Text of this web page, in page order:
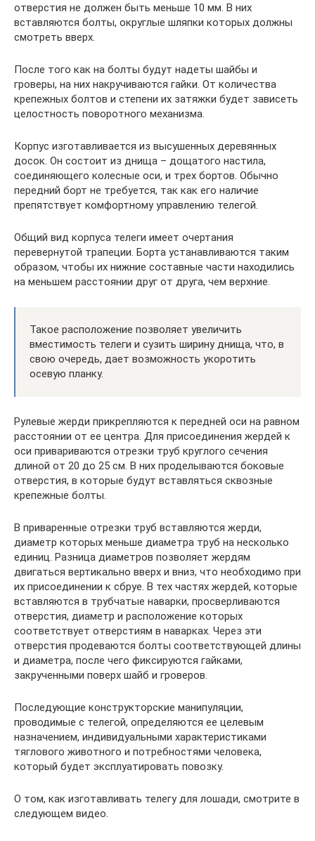
отверстия не должен быть меньше 10 мм. В них
вставляются болты, округлые шляпки которых должны
смотреть вверх.
После того как на болты будут надеты шайбы и
гроверы, на них накручиваются гайки. От количества
крепежных болтов и степени их затяжки будет зависеть
целостность поворотного механизма.
Корпус изготавливается из высушенных деревянных
досок. Он состоит из днища – дощатого настила,
соединяющего колесные оси, и трех бортов. Обычно
передний борт не требуется, так как его наличие
препятствует комфортному управлению телегой.
Общий вид корпуса телеги имеет очертания
перевернутой трапеции. Борта устанавливаются таким
образом, чтобы их нижние составные части находились
на меньшем расстоянии друг от друга, чем верхние.
Такое расположение позволяет увеличить
вместимость телеги и сузить ширину днища, что, в
свою очередь, дает возможность укоротить
осевую планку.
Рулевые жерди прикрепляются к передней оси на равном
расстоянии от ее центра. Для присоединения жердей к
оси привариваются отрезки труб круглого сечения
длиной от 20 до 25 см. В них проделываются боковые
отверстия, в которые будут вставляться сквозные
крепежные болты.
В приваренные отрезки труб вставляются жерди,
диаметр которых меньше диаметра труб на несколько
единиц. Разница диаметров позволяет жердям
двигаться вертикально вверх и вниз, что необходимо при
их присоединении к сбруе. В тех частях жердей, которые
вставляются в трубчатые наварки, просверливаются
отверстия, диаметр и расположение которых
соответствует отверстиям в наварках. Через эти
отверстия продеваются болты соответствующей длины
и диаметра, после чего фиксируются гайками,
закрученными поверх шайб и гроверов.
Последующие конструкторские манипуляции,
проводимые с телегой, определяются ее целевым
назначением, индивидуальными характеристиками
тяглового животного и потребностями человека,
который будет эксплуатировать повозку.
О том, как изготавливать телегу для лошади, смотрите в
следующем видео.